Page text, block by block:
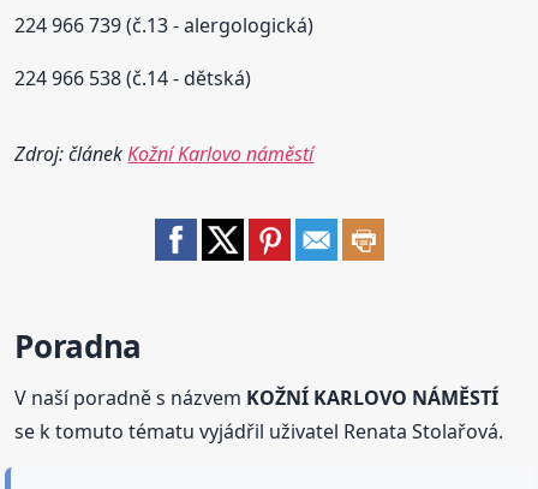
224 966 739 (č.13 - alergologická)
224 966 538 (č.14 - dětská)
Zdroj: článekKožní Karlovo náměstí
Poradna
V naší poradně s názvem KOŽNÍ KARLOVO NÁMĚSTÍ
se k tomuto tématu vyjádřil uživatel Renata Stolařová.